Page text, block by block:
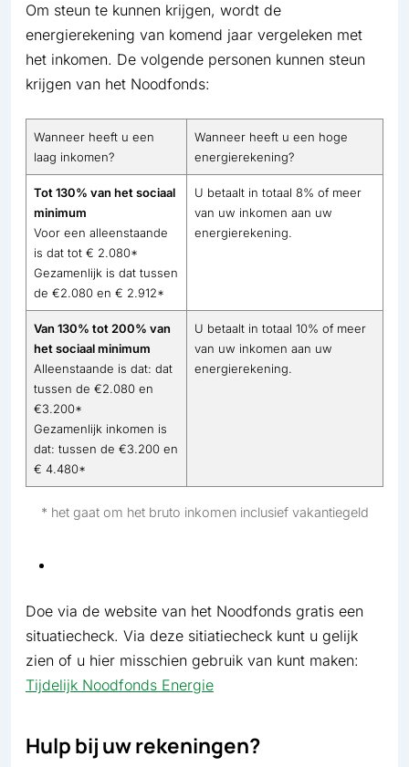
Om steun te kunnen krijgen, wordt de
energierekening van komend jaar vergeleken met
het inkomen. De volgende personen kunnen steun
krijgen van het Noodfonds:
Wanneer heeft u een
laag inkomen?
Wanneer heeft u een hoge
energierekening?
Tot 130% van het sociaal
minimum
Voor een alleenstaande
is dat tot € 2.080*
Gezamenlijk is dat tussen
de €2.080 en € 2.912*
U betaalt in totaal 8% of meer
van uw inkomen aan uw
energierekening.
Van 130% tot 200% van
het sociaal minimum
Alleenstaande is dat: dat
tussen de €2.080 en
€3.200*
Gezamenlijk inkomen is
dat: tussen de €3.200 en
€ 4.480*
U betaalt in totaal 10% of meer
van uw inkomen aan uw
energierekening.
* het gaat om het bruto inkomen inclusief vakantiegeld
Doe via de website van het Noodfonds gratis een
situatiecheck. Via deze sitiatiecheck kunt u gelijk
zien of u hier misschien gebruik van kunt maken:
Tijdelijk Noodfonds Energie
Hulp bij uw rekeningen?